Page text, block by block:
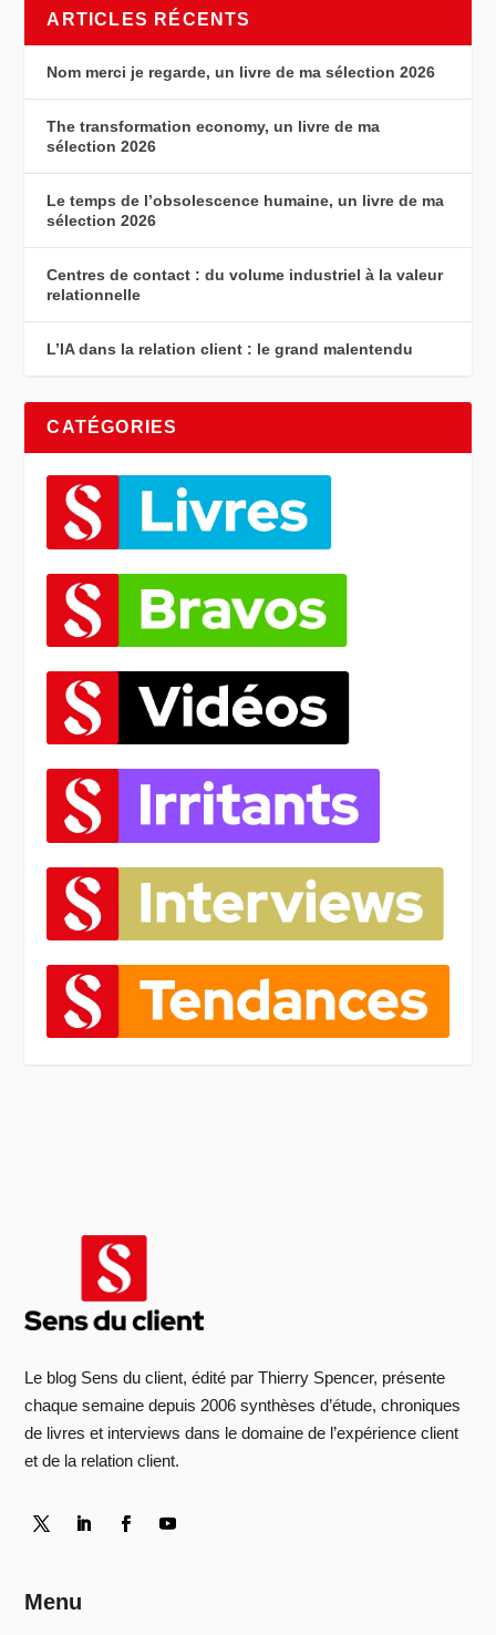
ARTICLES RÉCENTS
Nom merci je regarde, un livre de ma sélection 2026
The transformation economy, un livre de ma
sélection 2026
Le temps de l’obsolescence humaine, un livre de ma
sélection 2026
Centres de contact : du volume industriel à la valeur
relationnelle
L’IA dans la relation client : le grand malentendu
CATÉGORIES
Le blog Sens du client, édité par Thierry Spencer, présente
chaque semaine depuis 2006 synthèses d’étude, chroniques
de livres et interviews dans le domaine de l’expérience client
et de la relation client.
Menu